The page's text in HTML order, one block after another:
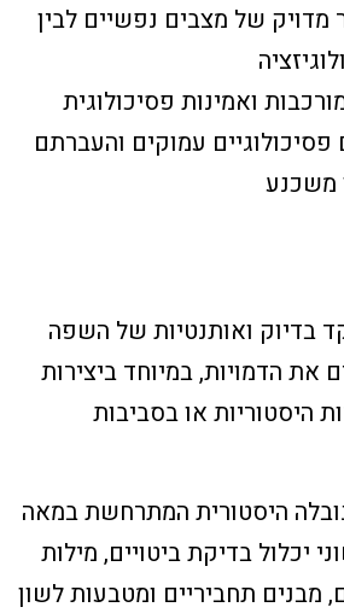
מדויק של מצבים נפשיים לבין
ואמינות פסיכולוגית
עמוקים והעברתם
משכנע
בדיוק ואותנטיות של השפה
את הדמויות, במיוחד ביצירות
היסטוריות או בסביבות
היסטורית המתרחשת במאה
יכלול בדיקת ביטויים, מילות
מבנים תחביריים ומטבעות לשון